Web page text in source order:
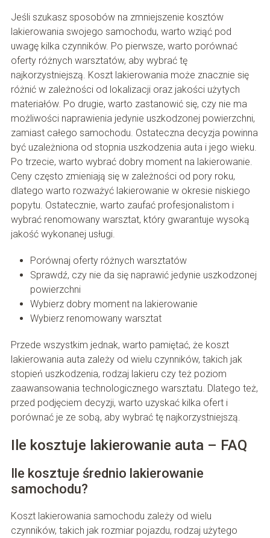
Jeśli szukasz sposobów na zmniejszenie kosztów
lakierowania swojego samochodu, warto wziąć pod
uwagę kilka czynników. Po pierwsze, warto porównać
oferty różnych warsztatów, aby wybrać tę
najkorzystniejszą. Koszt lakierowania może znacznie się
różnić w zależności od lokalizacji oraz jakości użytych
materiałów. Po drugie, warto zastanowić się, czy nie ma
możliwości naprawienia jedynie uszkodzonej powierzchni,
zamiast całego samochodu. Ostateczna decyzja powinna
być uzależniona od stopnia uszkodzenia auta i jego wieku.
Po trzecie, warto wybrać dobry moment na lakierowanie.
Ceny często zmieniają się w zależności od pory roku,
dlatego warto rozważyć lakierowanie w okresie niskiego
popytu. Ostatecznie, warto zaufać profesjonalistom i
wybrać renomowany warsztat, który gwarantuje wysoką
jakość wykonanej usługi.
Porównaj oferty różnych warsztatów
Sprawdź, czy nie da się naprawić jedynie uszkodzonej
powierzchni
Wybierz dobry moment na lakierowanie
Wybierz renomowany warsztat
Przede wszystkim jednak, warto pamiętać, że koszt
lakierowania auta zależy od wielu czynników, takich jak
stopień uszkodzenia, rodzaj lakieru czy też poziom
zaawansowania technologicznego warsztatu. Dlatego też,
przed podjęciem decyzji, warto uzyskać kilka ofert i
porównać je ze sobą, aby wybrać tę najkorzystniejszą.
Ile kosztuje lakierowanie auta – FAQ
Ile kosztuje średnio lakierowanie
samochodu?
Koszt lakierowania samochodu zależy od wielu
czynników, takich jak rozmiar pojazdu, rodzaj użytego